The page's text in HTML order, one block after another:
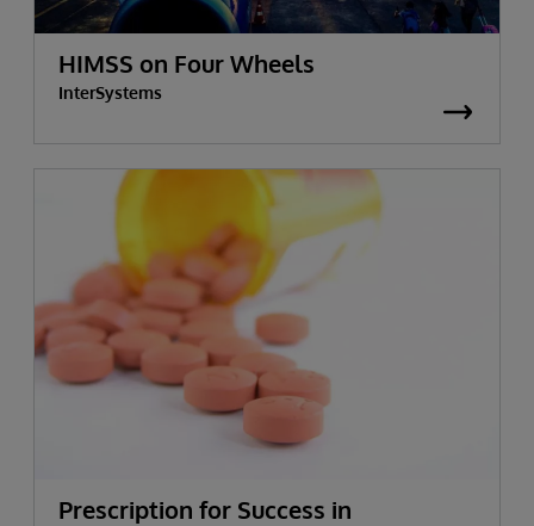
HIMSS on Four Wheels
InterSystems
Prescription for Success in